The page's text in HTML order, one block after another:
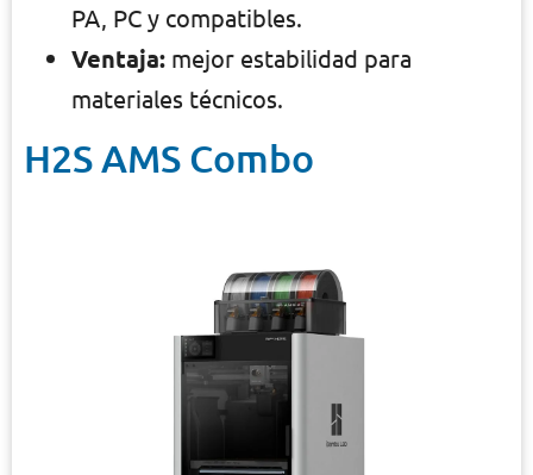
PA, PC y compatibles.
Ventaja: mejor estabilidad para
materiales técnicos.
H2S AMS Combo